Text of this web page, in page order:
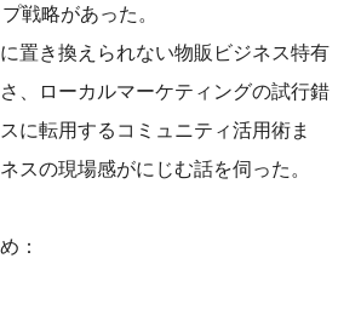
戦略があった。
置き換えられない物販ビジネス特有
、ローカルマーケティングの試行錯
に転用するコミュニティ活用術ま
スの現場感がにじむ話を伺った。
：